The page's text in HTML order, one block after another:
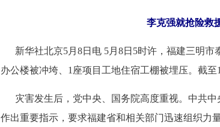
李克强就抢险救
新华社北京5月8日电 5月8日5时许，福建三明市
办公楼被冲垮、1座项目工地住宿工棚被埋压。截至
灾害发生后，党中央、国务院高度重视。中共中
作出重要指示，要求福建省和相关部门迅速组织力